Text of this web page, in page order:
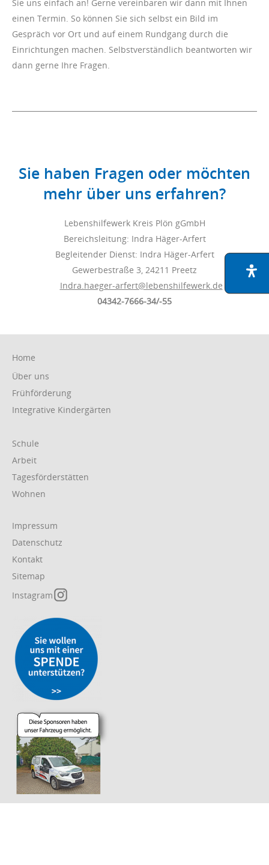
Sie uns einfach an! Gerne vereinbaren wir dann mit Ihnen
einen Termin. So können Sie sich selbst ein Bild im
Gespräch vor Ort und auf einem Rundgang durch die
Einrichtungen machen. Selbstverständlich beantworten wir
dann gerne Ihre Fragen.
Sie haben Fragen oder möchten
mehr über uns erfahren?
Lebenshilfewerk Kreis Plön gGmbH
Bereichsleitung: Indra Häger-Arfert
Begleitender Dienst: Indra Häger-Arfert
Gewerbestraße 3, 24211 Preetz
Indra.haeger-arfert@lebenshilfewerk.de
04342-7666-34/-55
überspringen
Home
Über uns
Frühförderung
Integrative Kindergärten
überspringen
Schule
Arbeit
Tagesförderstätten
Wohnen
überspringen
Impressum
Datenschutz
Kontakt
Sitemap
Instagram